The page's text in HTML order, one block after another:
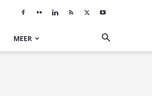
MEER